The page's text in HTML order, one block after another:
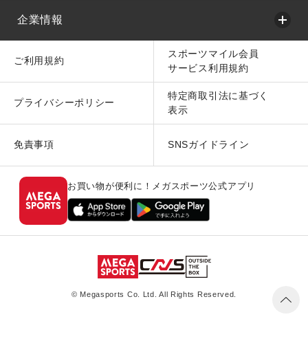
企業情報
ご利用規約
スポーツマイル会員
サービス利用規約
プライバシーポリシー
特定商取引法に基づく
表示
免責事項 SNSガイドライン
お買い物が便利に！メガスポーツ公式アプリ
© Megasports Co. Ltd. All Rights Reserved.